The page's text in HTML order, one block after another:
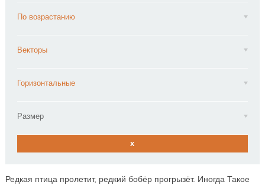
По возрастанию
Векторы
Горизонтальные
Размер
x
Редкая птица пролетит, редкий бобёр прогрызёт. Иногда Такое